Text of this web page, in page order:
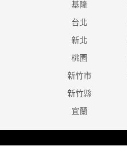
基隆
台北
新北
桃園
新竹市
新竹縣
宜蘭